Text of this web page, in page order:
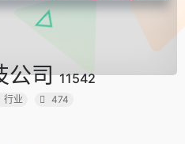
公司11542
行业 474